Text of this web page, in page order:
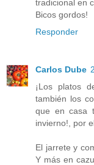
tradicional en
Bicos gordos!
Responder
Carlos Dube
¡Los platos
también los
que en casa
invierno!, por
El jarrete y
Y más en